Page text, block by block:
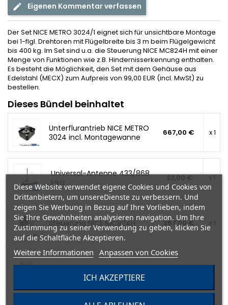
Eigenen Kommentar verfassen
Der Set NICE METRO 3024/1 eignet sich für unsichtbare Montage
bei 1-flgl. Drehtoren mit Flügelbreite bis 3 m beim Flügelgewicht
bis 400 kg. Im Set sind u.a. die Steuerung NICE MC824H mit einer
Menge von Funktionen wie z.B. Hindernisserkennung enthalten.
Es besteht die Möglichkeit, den Set mit dem Gehäuse aus
Edelstahl (MECX) zum Aufpreis von 99,00 EUR (incl. MwSt) zu
bestellen.
Dieses Bündel beinhaltet
Unterflurantrieb NICE METRO
3024 incl. Montagewanne
667,00 € x 1
Universal-Antenne 433/868
MHz
22,00 € x 1
Steuerung NICE MC824H 367,00 € x 1
Empfänger NICE OXI 63,00 € x 1
Diese Website verwendet eigene Cookies und Cookies von
Drittanbietern, um unsereDienste zu verbessern. Und
zeigen Sie Werbung in Bezug auf Ihre Vorlieben, indem
Sie Ihre Gewohnheiten analysieren navigation. Um Ihre
Zustimmung zu seiner Verwendung zu geben, klicken Sie
auf die Schaltfläche Akzeptieren.
Weitere Informationen Anpassen von Cookies
ICH AKZEPTIERE